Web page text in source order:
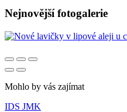
Nejnovější fotogalerie
Mohlo by vás zajímat
IDS JMK